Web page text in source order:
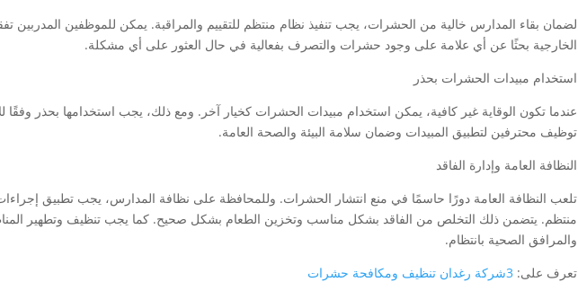
لضمان بقاء المدارس خالية من الحشرات، يجب تنفيذ نظام منتظم للتقييم والمراقبة. يمكن للموظفين المدربين
الخارجية بحثًا عن أي علامة على وجود حشرات والتصرف بفعالية في حال العثور على أي مشكلة.
استخدام مبيدات الحشرات بحذر
عندما تكون الوقاية غير كافية، يمكن استخدام مبيدات الحشرات كخيار آخر. ومع ذلك، يجب استخدامها بحذر وفقًا
توظيف محترفين لتطبيق المبيدات وضمان سلامة البيئة والصحة العامة.
النظافة العامة وإدارة الفاقد
تلعب النظافة العامة دورًا حاسمًا في منع انتشار الحشرات. وللمحافظة على نظافة المدارس، يجب تطبيق
منتظم. يتضمن ذلك التخلص من الفاقد بشكل مناسب وتخزين الطعام بشكل صحيح. كما يجب تنظيف وتطهير
والمرافق الصحية بانتظام.
تعرف على: 3شركة رغدان تنظيف ومكافحة حشرات